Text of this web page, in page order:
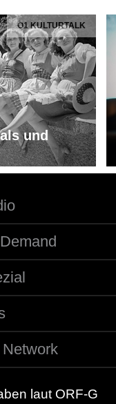
Ö1 KULTURTALK
und
laut ORF-G